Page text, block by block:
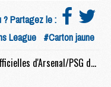
? Partagez le :
League #Carton jaune
Match : Les compositions officielles d'Arsenal/PSG dévoilées, Doué titulaire